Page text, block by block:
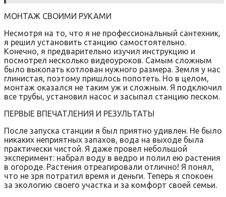
МОНТАЖ СВОИМИ РУКАМИ
Несмотря на то, что я не профессиональный сантехник,
я решил установить станцию самостоятельно.
Конечно, я предварительно изучил инструкцию и
посмотрел несколько видеоуроков. Самым сложным
было выкопать котлован нужного размера. Земля у нас
глинистая, поэтому пришлось попотеть. Но в целом,
монтаж оказался не таким уж и сложным. Я подключил
все трубы, установил насос и засыпал станцию песком.
ПЕРВЫЕ ВПЕЧАТЛЕНИЯ И РЕЗУЛЬТАТЫ
После запуска станции я был приятно удивлен. Не было
никаких неприятных запахов, вода на выходе была
практически чистой. Я даже провел небольшой
эксперимент: набрал воду в ведро и полил ею растения
в огороде. Растения отреагировали отлично! Я понял,
что не зря потратил время и деньги. Теперь я спокоен
за экологию своего участка и за комфорт своей семьи.